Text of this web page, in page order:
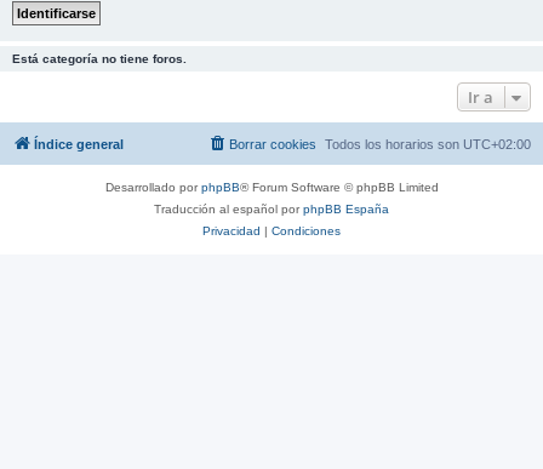
Está categoría no tiene foros.
Ir a
Índice general Todos los horarios son UTC+02:00
Borrar cookies
Desarrollado porphpBB® Forum Software © phpBB Limited
Traducción al español porphpBB España
Privacidad | Condiciones